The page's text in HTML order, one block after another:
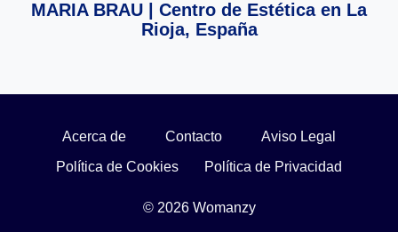
MARIA BRAU | Centro de Estética en La
Rioja, España
Acerca de Contacto Aviso Legal
Política de Cookies Política de Privacidad
© 2026 Womanzy